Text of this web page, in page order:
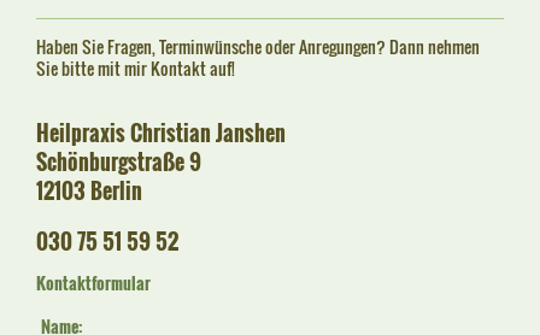
Haben Sie Fragen, Terminwünsche oder Anregungen? Dann nehmen
Sie bitte mit mir Kontakt auf!
Heilpraxis Christian Janshen
Schönburgstraße 9
12103 Berlin
030 75 51 59 52
Kontaktformular
Name: